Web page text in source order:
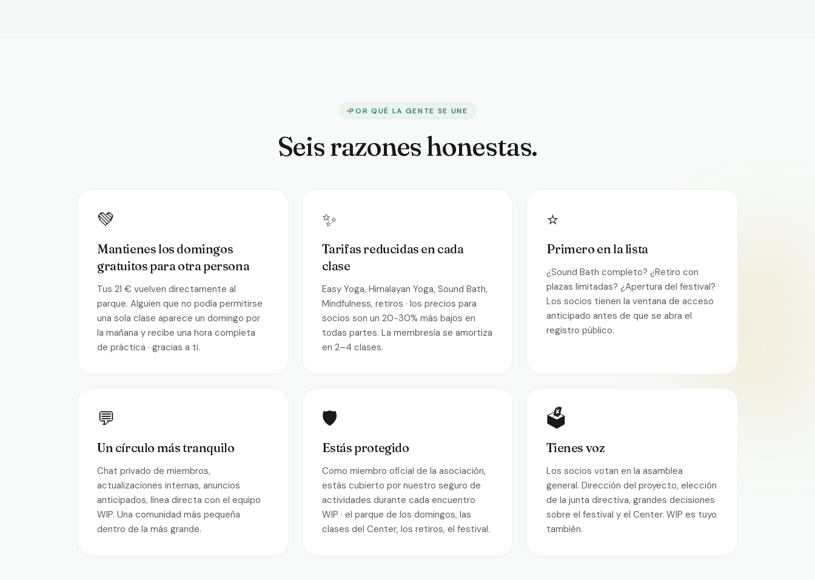
POR QUÉ LA GENTE SE UNE
Seis razones honestas.
💚
Mantienes los domingos
gratuitos para otra persona
Tus 21 € vuelven directamente al
parque. Alguien que no podía permitirse
una sola clase aparece un domingo por
la mañana y recibe una hora completa
de práctica · gracias a ti.
✨
Tarifas reducidas en cada
clase
Easy Yoga, Himalayan Yoga, Sound Bath,
Mindfulness, retiros · los precios para
socios son un 20-30% más bajos en
todas partes. La membresía se amortiza
en 2–4 clases.
⭐
Primero en la lista
¿Sound Bath completo? ¿Retiro con
plazas limitadas? ¿Apertura del festival?
Los socios tienen la ventana de acceso
anticipado antes de que se abra el
registro público.
💬
Un círculo más tranquilo
Chat privado de miembros,
actualizaciones internas, anuncios
anticipados, línea directa con el equipo
WIP. Una comunidad más pequeña
dentro de la más grande.
🛡️
Estás protegido
Como miembro oficial de la asociación,
estás cubierto por nuestro seguro de
actividades durante cada encuentro
WIP · el parque de los domingos, las
clases del Center, los retiros, el festival.
🗳️
Tienes voz
Los socios votan en la asamblea
general. Dirección del proyecto, elección
de la junta directiva, grandes decisiones
sobre el festival y el Center. WIP es tuyo
también.